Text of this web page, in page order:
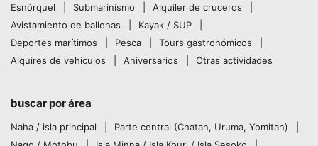
Esnórquel
Submarinismo
Alquiler de cruceros
Avistamiento de ballenas
Kayak / SUP
Deportes marítimos
Pesca
Tours gastronómicos
Alquires de vehículos
Aniversarios Otras actividades
buscar por área
Naha / isla principal
Parte central (Chatan, Uruma, Yomitan)